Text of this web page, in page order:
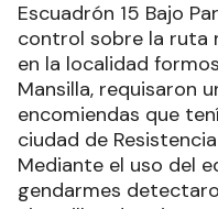
Escuadrón 15 Bajo
control sobre la ruta
en la localidad
Mansilla, requisaron
encomiendas que
ciudad de
Mediante el uso del
gendarmes